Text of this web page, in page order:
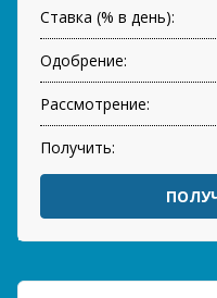
Ставка (% в день):
Одобрение:
Рассмотрение:
Получить: